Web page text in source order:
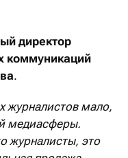
директор
коммуникаций
.
журналистов мало,
медиасферы.
журналисты, это